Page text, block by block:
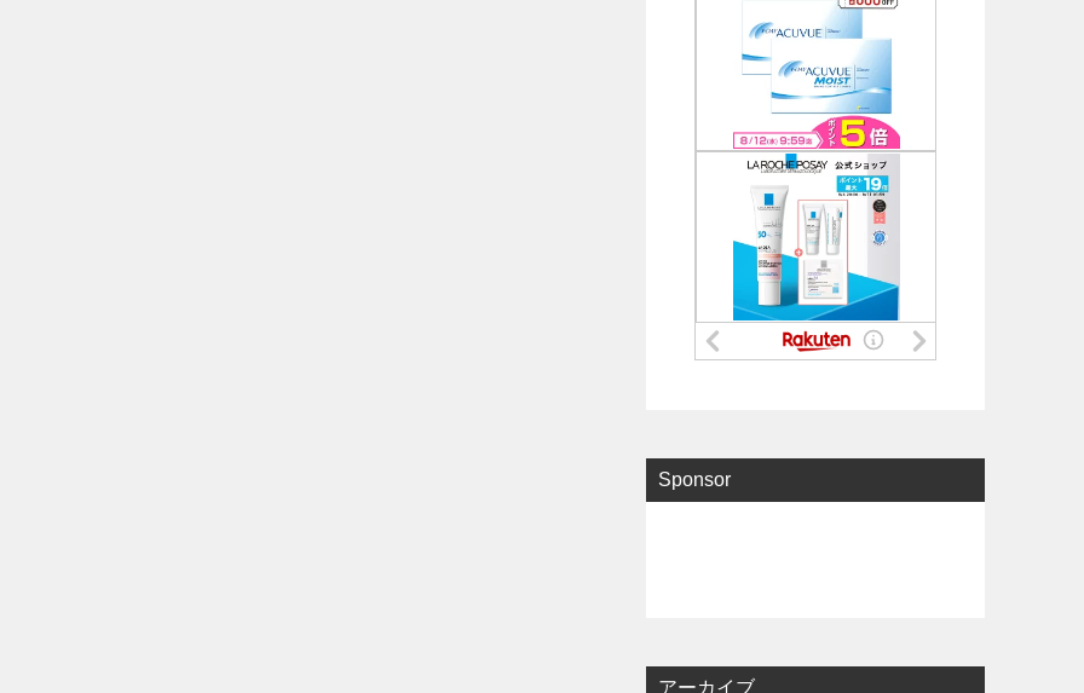
Sponsor
アーカイブ